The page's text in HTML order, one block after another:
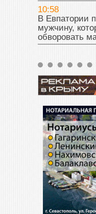
10:58
В Евпатории
мужчину,
обворовать